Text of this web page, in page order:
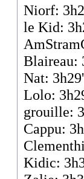
Niorf:
le Kid:
Blaireau:
Nat:
Lolo:
grouille:
Cappu:
Kidic: